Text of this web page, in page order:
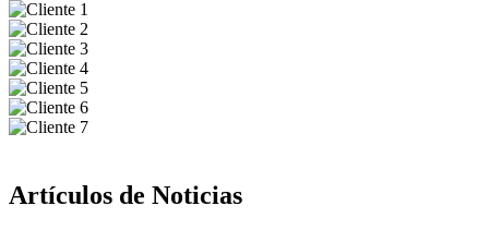
Artículos de Noticias